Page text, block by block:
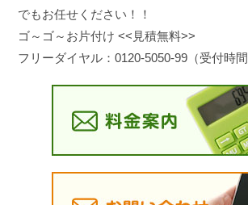
でもお任せください！！
ゴ～ゴ～お片付け <<見積無料>>
フリーダイヤル：0120-5050-99（受付時間